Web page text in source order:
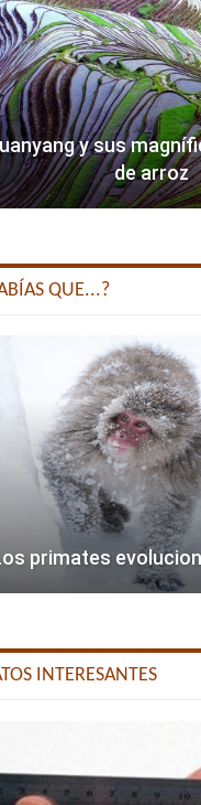
y sus
de arroz
QUE...?
primates
INTERESANTES